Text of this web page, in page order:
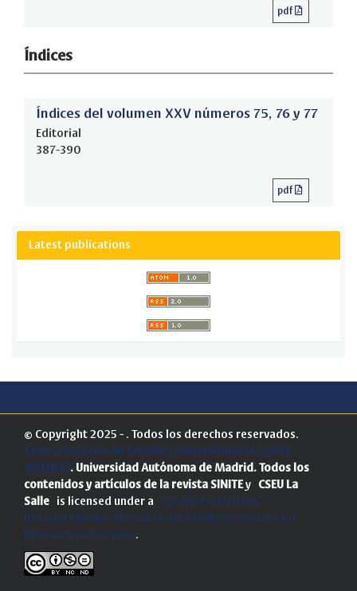
pdf
Índices
Índices del volumen XXV números 75, 76 y 77
Editorial
387-390
pdf
Latest publications
© Copyright 2025 - . Todos los derechos reservados.
Centro Superior de Estudios Universitarios La Salle
(CSEULS). Universidad Autónoma de Madrid. Todos los
contenidos y artículos de la revista SINITEy CSEU La
Salle is licensed under a Creative Commons
Reconocimiento-NoComercial-SinObraDerivada 4.0
Internacional License.